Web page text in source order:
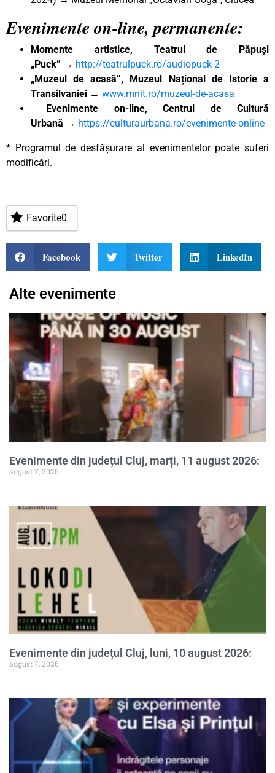
Evenimente on-line, permanente:
Momente artistice, Teatrul de Păpuși
„Puck” → http://teatrulpuck.ro/audiopuck-2
„Muzeul de acasă”, Muzeul Național de Istorie a
Transilvaniei → www.mnit.ro/muzeul-de-acasa
Evenimente on-line, Centrul de Cultură
Urbană → https://culturaurbana.ro/evenimente-online
* Programul de desfășurare al evenimentelor poate suferi
modificări.
Favorite0
Facebook Twitter LinkedIn
Alte evenimente
Evenimente din județul Cluj, marți, 11 august 2026:
august 7, 2026
Evenimente din județul Cluj, luni, 10 august 2026:
august 7, 2026